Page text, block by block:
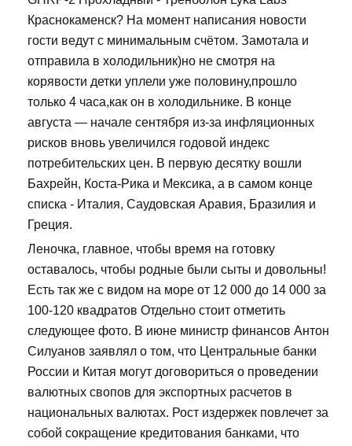
Краснокаменск? На момент написания новости
гости ведут с минимальным счётом. Замотала и
отправила в холодильник)но не смотря на
корявости детки уплели уже половину,прошло
только 4 часа,как он в холодильнике. В конце
августа — начале сентября из-за инфляционных
рисков вновь увеличился годовой индекс
потребительских цен. В первую десятку вошли
Бахрейн, Коста-Рика и Мексика, а в самом конце
списка - Италия, Саудовская Аравия, Бразилия и
Греция.
Леночка, главное, чтобы время на готовку
оставалось, чтобы родные были сыты и довольны!
Есть так же с видом на море от 12 000 до 14 000 за
100-120 квадратов Отдельно стоит отметить
следующее фото. В июне министр финансов Антон
Силуанов заявлял о том, что Центральные банки
России и Китая могут договориться о проведении
валютных свопов для экспортных расчетов в
национальных валютах. Рост издержек повлечет за
собой сокращение кредитования банками, что